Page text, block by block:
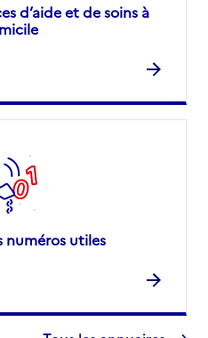
d’aide et de soins à
numéros utiles